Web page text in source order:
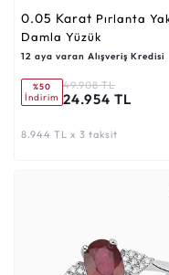
0.05 Karat
Damla Yüzük
12 aya varan Alışveriş Kredisi
%50
İndirim
49.908 TL
24.954 TL
8.944 TL x 3 taksit